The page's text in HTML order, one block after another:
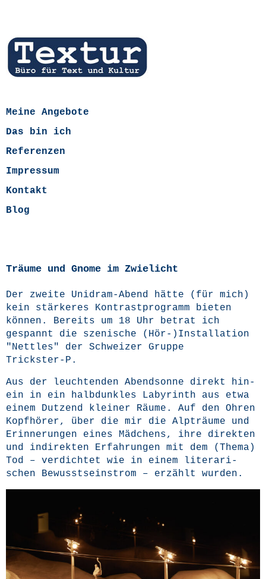
Meine Angebote
Das bin ich
Referenzen
Impressum
Kontakt
Blog
Träume und Gnome im Zwielicht
Der zwei­te Uni­dram-Abend hät­te (für mich)
kein stär­ke­res Kon­trast­pro­gramm bie­ten
kön­nen. Bereits um 18 Uhr betrat ich
gespannt die sze­ni­sche (Hör-)Installation
"Nett­les" der Schwei­zer Grup­pe
Trickster‑P.
Aus der leuch­ten­den Abend­son­ne direkt hin­
ein in ein halb­dunk­les Laby­rinth aus etwa
einem Dut­zend klei­ner Räu­me. Auf den Ohren
Kopf­hö­rer, über die mir die Alp­träu­me und
Erin­ne­run­gen eines Mäd­chens, ihre direk­ten
und indi­rek­ten Erfah­run­gen mit dem (The­ma)
Tod – ver­dich­tet wie in einem lite­ra­ri­
schen Bewusst­seinstrom – erzählt wurden.